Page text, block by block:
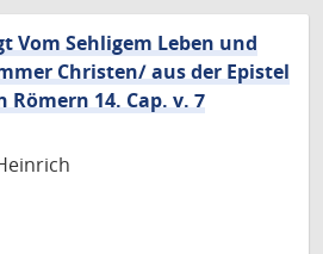
Vom Sehligem Leben und
Christen/ aus der Epistel
Römern 14. Cap. v. 7